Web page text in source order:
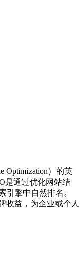
Optimization）的英
是通过优化网站结
引擎中自然排名。
收益，为企业或个人